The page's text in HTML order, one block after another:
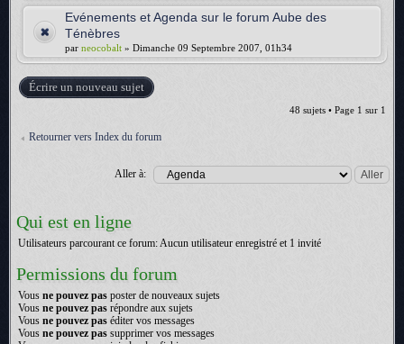
Evénements et Agenda sur le forum Aube des
Ténèbres
par neocobalt » Dimanche 09 Septembre 2007, 01h34
Écrire un nouveau sujet
48 sujets • Page 1 sur 1
Retourner vers Index du forum
Aller à:
Qui est en ligne
Utilisateurs parcourant ce forum: Aucun utilisateur enregistré et 1 invité
Permissions du forum
Vous ne pouvez pas poster de nouveaux sujets
Vous ne pouvez pas répondre aux sujets
Vous ne pouvez pas éditer vos messages
Vous ne pouvez pas supprimer vos messages